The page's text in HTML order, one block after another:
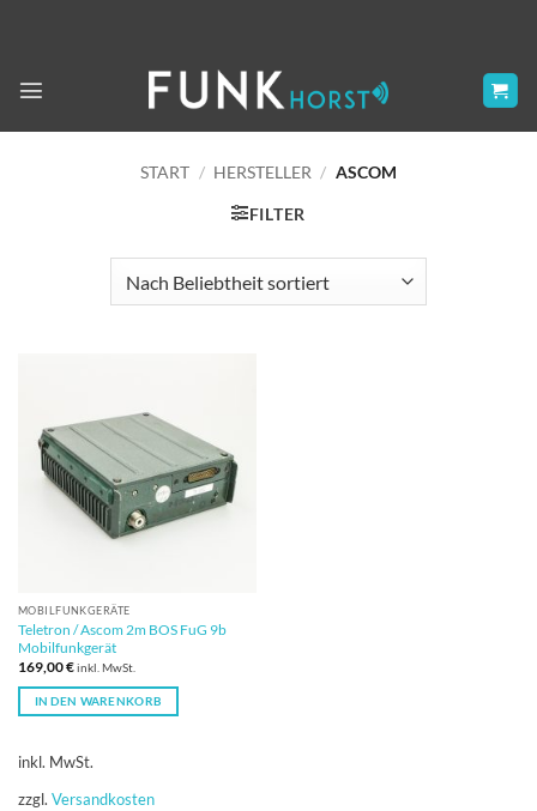
START / HERSTELLER / ASCOM
FILTER
MOBILFUNKGERÄTE
Teletron / Ascom 2m BOS FuG 9b
Mobilfunkgerät
169,00€inkl. MwSt.
IN DEN WARENKORB
inkl. MwSt.
zzgl. Versandkosten